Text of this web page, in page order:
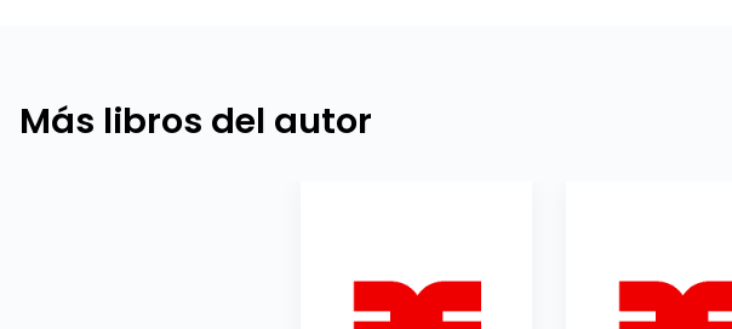
Más libros del autor